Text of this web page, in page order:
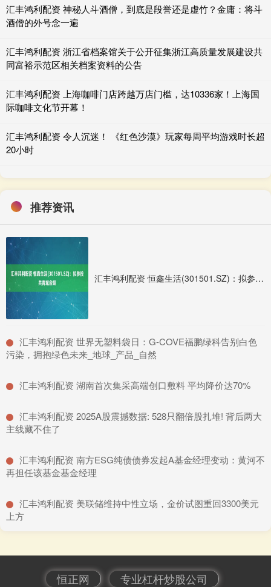
汇丰鸿利配资 神秘人斗酒僧，到底是段誉还是虚竹？金庸：将斗
酒僧的外号念一遍
汇丰鸿利配资 浙江省档案馆关于公开征集浙江高质量发展建设共
同富裕示范区相关档案资料的公告
汇丰鸿利配资 上海咖啡门店跨越万店门槛，达10336家！上海国
际咖啡文化节开幕！
汇丰鸿利配资 令人沉迷！ 《红色沙漠》玩家每周平均游戏时长超
20小时
推荐资讯
汇丰鸿利配资 恒鑫生活(301501.SZ)：拟参投共青城金螭
​汇丰鸿利配资 世界无塑料袋日：G-COVE福鹏绿科告别白色
污染，拥抱绿色未来_地球_产品_自然
​汇丰鸿利配资 湖南首次集采高端创口敷料 平均降价达70%
​汇丰鸿利配资 2025A股震撼数据: 528只翻倍股扎堆! 背后两大
主线藏不住了
​汇丰鸿利配资 南方ESG纯债债券发起A基金经理变动：黄河不
再担任该基金基金经理
​汇丰鸿利配资 美联储维持中性立场，金价试图重回3300美元
上方
恒正网 专业杠杆炒股公司